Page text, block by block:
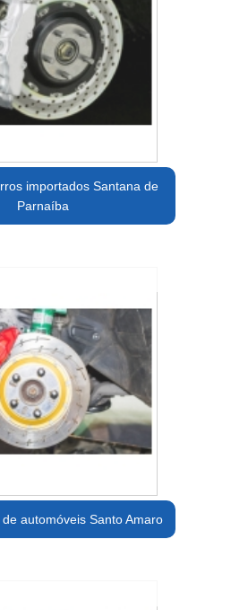
importados Santana de
Parnaíba
automóveis Santo Amaro